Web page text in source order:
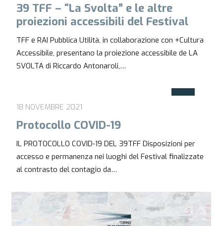
39 TFF – “La Svolta” e le altre
proiezioni accessibili del Festival
TFF e RAI Pubblica Utilità, in collaborazione con +Cultura
Accessibile, presentano la proiezione accessibile de LA
SVOLTA di Riccardo Antonaroli,…
18 NOVEMBRE 2021
Protocollo COVID-19
IL PROTOCOLLO COVID-19 DEL 39TFF Disposizioni per
accesso e permanenza nei luoghi del Festival finalizzate
al contrasto del contagio da…